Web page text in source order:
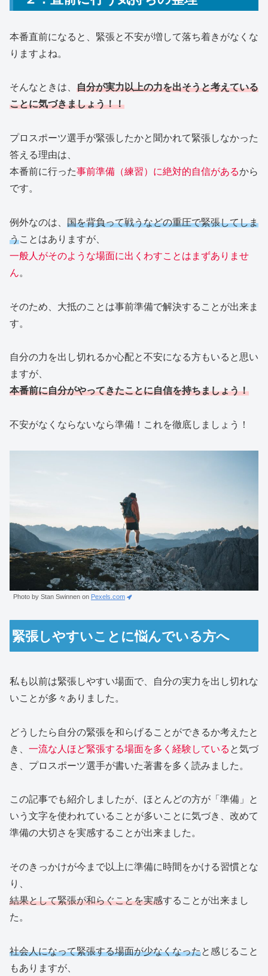
本番直前になると、緊張と不安が増して落ち着きがなくな
りますよね。
そんなときは、 自分が実力以上の力を出そうと考えている
ことに気づきましょう！！
プロスポーツ選手が緊張したかと聞かれて緊張しなかった
答える理由は、
本番前に行った事前準備（練習）に絶対的自信があるから
です。
例外なのは、 国を背負って戦うなどの重圧で緊張してしま
うことはありますが、
一般人がそのような場面に出くわすことはまずありませ
ん。
そのため、大抵のことは事前準備で解決することが出来ま
す。
自分の力を出し切れるか心配と不安になる方もいると思い
ますが、
本番前に自分がやってきたことに自信を持ちましょう！
不安がなくならないなら準備！これを徹底しましょう！
Photo by Stan Swinnen on Pexels.com
緊張しやすいことに悩んでいる方へ
私も以前は緊張しやすい場面で、自分の実力を出し切れな
いことが多々ありました。
どうしたら自分の緊張を和らげることができるか考えたと
き、 一流な人ほど緊張する場面を多く経験している と気づ
き、プロスポーツ選手が書いた著書を多く読みました。
この記事でも紹介しましたが、ほとんどの方が「準備」と
いう文字を使われていることが多いことに気づき、改めて
準備の大切さを実感することが出来ました。
そのきっかけが今まで以上に準備に時間をかける習慣とな
り、
結果として緊張が和らぐことを実感することが出来まし
た。
社会人になって緊張する場面が少なくなったと感じること
もありますが、